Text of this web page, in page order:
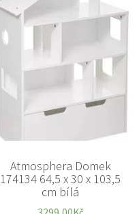
Atmosphera Domek
174134 64,5 x 30 x 103,5
cm bílá